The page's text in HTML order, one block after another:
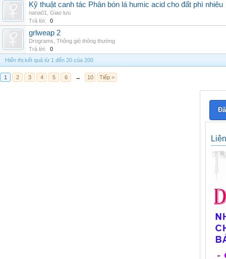
Kỹ thuật canh tác Phân bón lá humic acid cho đất phì nhiêu
nana01
Giao lưu
Trả lời:
0
grlweap 2
Drograms Thông gió thông thường
Trả lời:
0
Hiển thị kết quả từ 1 đến 20 của 200
1 2 3 4 5 6 → 10 Tiếp >